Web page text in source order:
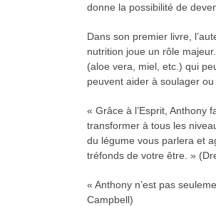
donne la possibilité de
Dans son premier livre,
nutrition joue un rôle
(aloe vera, miel, etc.) qui
peuvent aider à soulager
« Grâce à l’Esprit, Anthony
transformer à tous les
du légume vous parlera et
tréfonds de votre être. »
« Anthony n’est pas
Campbell)